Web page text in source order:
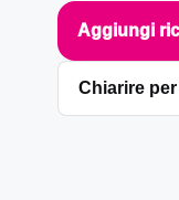
Aggiungi
Chiarire